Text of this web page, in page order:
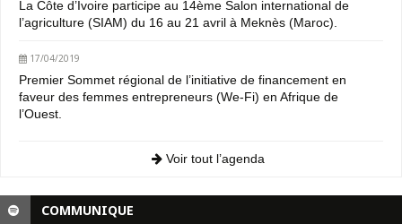
La Côte d’Ivoire participe au 14ème Salon international de
l’agriculture (SIAM) du 16 au 21 avril à Meknès (Maroc).
17/04/2019
Premier Sommet régional de l’initiative de financement en
faveur des femmes entrepreneurs (We-Fi) en Afrique de
l’Ouest.
Voir tout l’agenda
COMMUNIQUE